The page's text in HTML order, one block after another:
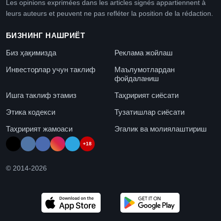
Les opinions exprimées dans les articles signés appartiennent à
leurs auteurs et peuvent ne pas refléter la position de la rédaction.
БИЗНИНГ НАШРИЁТ
Биз ҳақимизда
Реклама жойлаш
Инвесторлар учун таклиф
Маълумотлардан
фойдаланиш
Ишга таклиф этамиз
Таҳририят сиёсати
Этика кодекси
Тузатишлар сиёсати
Таҳририят жамоаси
Эгалик ва молиялаштириш
+18
© 2014-2026